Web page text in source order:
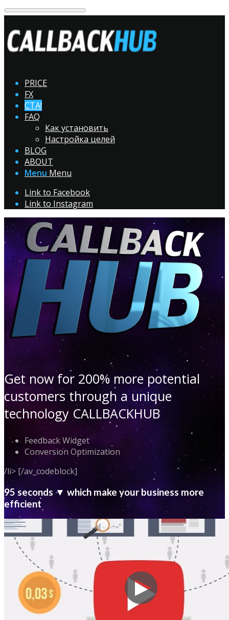
PRICE
FX
CTA!
FAQ
Как установить
Настройка целей
BLOG
ABOUT
Menu Menu
Link to Facebook
Link to Instagram
Get now for 200% more potential
customers through a unique
technology CALLBACKHUB
Feedback Widget
Conversion Optimization
/li> [/av_codeblock]
95 seconds ▼ which make your business more
efficient